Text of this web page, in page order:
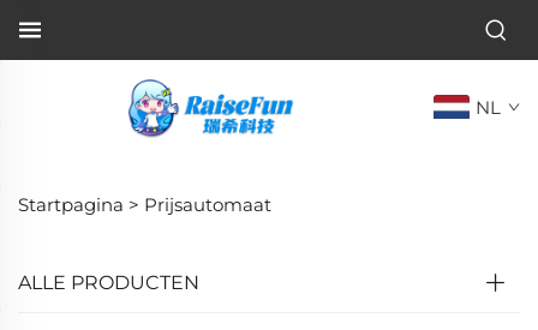
NL
Startpagina > Prijsautomaat
ALLE PRODUCTEN